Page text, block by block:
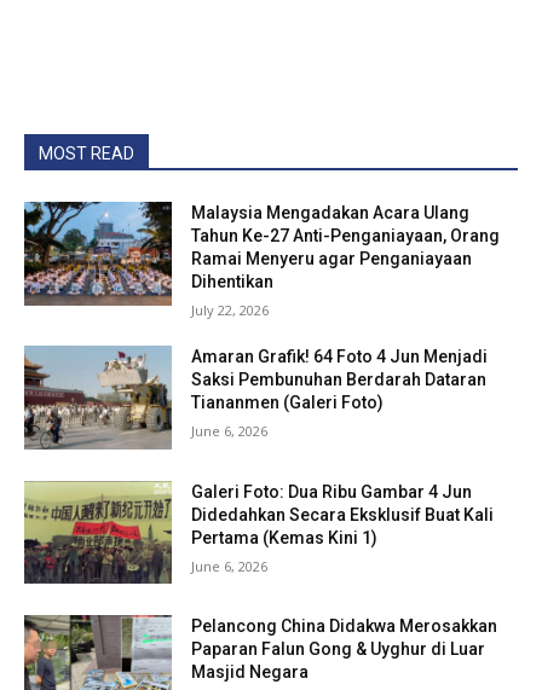
MOST READ
Malaysia Mengadakan Acara Ulang
Tahun Ke-27 Anti-Penganiayaan, Orang
Ramai Menyeru agar Penganiayaan
Dihentikan
July 22, 2026
Amaran Grafik! 64 Foto 4 Jun Menjadi
Saksi Pembunuhan Berdarah Dataran
Tiananmen (Galeri Foto)
June 6, 2026
Galeri Foto: Dua Ribu Gambar 4 Jun
Didedahkan Secara Eksklusif Buat Kali
Pertama (Kemas Kini 1)
June 6, 2026
Pelancong China Didakwa Merosakkan
Paparan Falun Gong & Uyghur di Luar
Masjid Negara